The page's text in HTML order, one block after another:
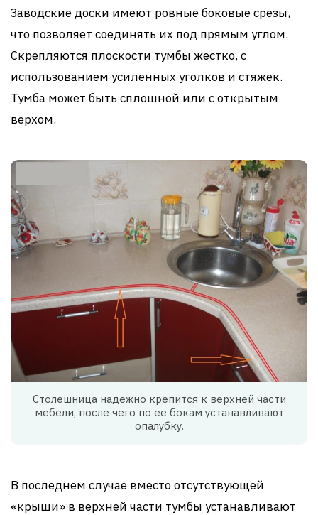
Заводские доски имеют ровные боковые срезы,
что позволяет соединять их под прямым углом.
Скрепляются плоскости тумбы жестко, с
использованием усиленных уголков и стяжек.
Тумба может быть сплошной или с открытым
верхом.
Столешница надежно крепится к верхней части
мебели, после чего по ее бокам устанавливают
опалубку.
В последнем случае вместо отсутствующей
«крыши» в верхней части тумбы устанавливают